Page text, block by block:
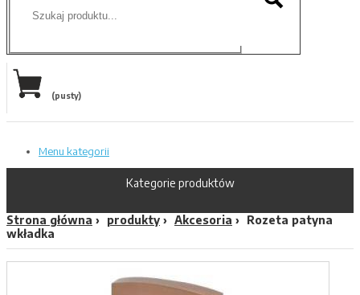
(pusty)
Menu kategorii
Kategorie produktów
Strona główna produkty Akcesoria
Rozeta patyna
wkładka